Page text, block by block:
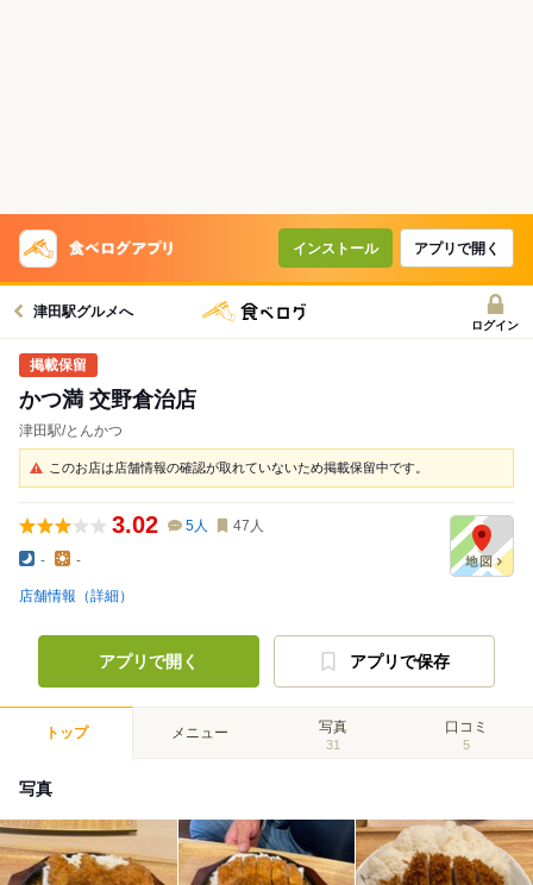
インストール アプリで開く
津田駅グルメへ
ログイン
かつ満 交野倉治店
津田駅/とんかつ
このお店は店舗情報の確認が取れていないため掲載保留中です。
3.02 5人 47 人
- -
店舗情報（詳細）
アプリで開く アプリで保存
トップ メニュー 写真
31
口コミ
5
写真